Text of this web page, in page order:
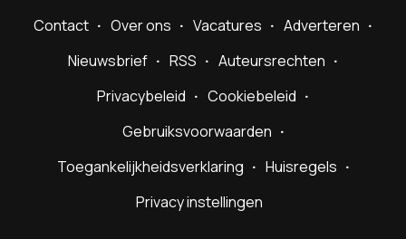
Contact Over ons Vacatures
Adverteren
Nieuwsbrief
RSS
Auteursrechten
Privacybeleid
Cookiebeleid
Gebruiksvoorwaarden
Toegankelijkheidsverklaring
Huisregels
Privacy instellingen